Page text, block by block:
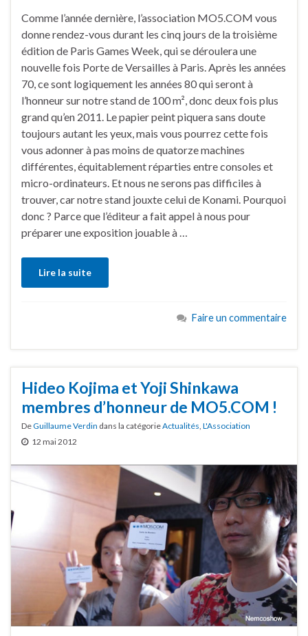
Comme l’année dernière, l’association MO5.COM vous
donne rendez-vous durant les cinq jours de la troisième
édition de Paris Games Week, qui se déroulera une
nouvelle fois Porte de Versailles à Paris. Après les années
70, ce sont logiquement les années 80 qui seront à
l’honneur sur notre stand de 100 m², donc deux fois plus
grand qu’en 2011. Le papier peint piquera sans doute
toujours autant les yeux, mais vous pourrez cette fois
vous adonner à pas moins de quatorze machines
différentes, équitablement réparties entre consoles et
micro-ordinateurs. Et nous ne serons pas difficiles à
trouver, car notre stand jouxte celui de Konami. Pourquoi
donc ? Parce que l’éditeur a fait appel à nous pour
préparer une exposition jouable à …
Lire la suite
Faire un commentaire
Hideo Kojima et Yoji Shinkawa
membres d’honneur de MO5.COM !
DeGuillaume Verdin dans la catégorieActualités L'Association
12 mai 2012